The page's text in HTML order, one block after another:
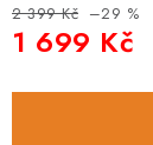
2 399 Kč –29 %
1 699 Kč